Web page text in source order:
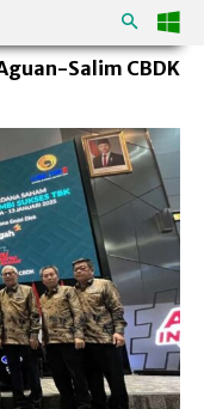
Salim CBDK